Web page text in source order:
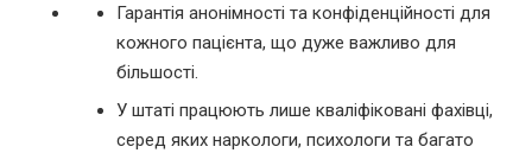
Гарантія анонімності та конфіденційності для
кожного пацієнта, що дуже важливо для
більшості.
У штаті працюють лише кваліфіковані фахівці,
серед яких наркологи, психологи та багато